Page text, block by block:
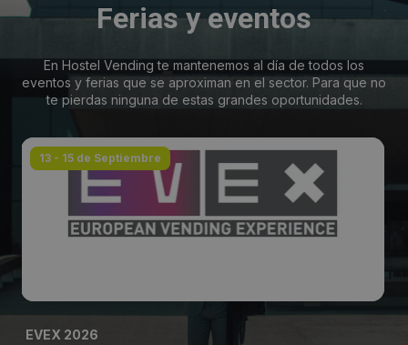
Ferias y eventos
En Hostel Vending te mantenemos al día de todos los
eventos y ferias que se aproximan en el sector. Para que no
te pierdas ninguna de estas grandes oportunidades.
13 - 15 de Septiembre
EVEX 2026